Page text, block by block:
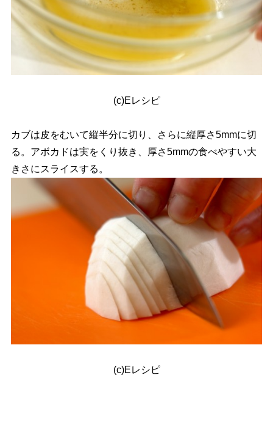
(c)Eレシピ
カブは皮をむいて縦半分に切り、さらに縦厚さ5mmに切
る。アボカドは実をくり抜き、厚さ5mmの食べやすい大
きさにスライスする。
(c)Eレシピ